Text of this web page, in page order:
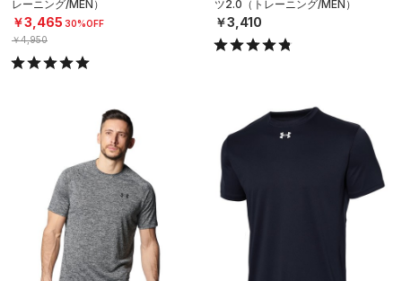
レーニング/MEN）
￥3,465 30%OFF
￥4,950
ツ2.0（トレーニング/MEN）
￥3,410